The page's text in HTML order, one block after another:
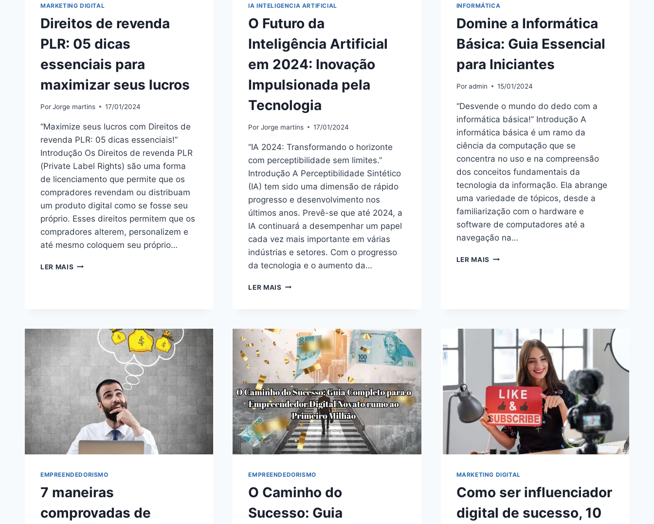
MARKETING DIGITAL
Direitos de revenda
PLR: 05 dicas
essenciais para
maximizar seus lucros
PorJorge martins 17/01/2024
“Maximize seus lucros com Direitos de
revenda PLR: 05 dicas essenciais!”
Introdução Os Direitos de revenda PLR
(Private Label Rights) são uma forma
de licenciamento que permite que os
compradores revendam ou distribuam
um produto digital como se fosse seu
próprio. Esses direitos permitem que os
compradores alterem, personalizem e
até mesmo coloquem seu próprio…
LER MAIS DIREITOS
PARA
MAXIMIZAR
LUCROS
IA INTELIGENCIA ARTIFICIAL
O Futuro da
Inteligência Artificial
em 2024: Inovação
Impulsionada pela
Tecnologia
Por Jorge martins 17/01/2024
“IA 2024: Transformando o horizonte
com perceptibilidade sem limites.”
Introdução A Perceptibilidade Sintético
(IA) tem sido uma dimensão de rápido
progresso e desenvolvimento nos
últimos anos. Prevê-se que até 2024, a
IA continuará a desempenhar um papel
cada vez mais importante em várias
indústrias e setores. Com o progresso
da tecnologia e o aumento da…
LER MAIS O
2024:
INOVAÇÃO
IMPULSIONADA
PELA
TECNOLOGIA
INFORMÁTICA
Domine a Informática
Básica: Guia Essencial
para Iniciantes
Por admin 15/01/2024
“Desvende o mundo do dedo com a
informática básica!” Introdução A
informática básica é um ramo da
ciência da computação que se
concentra no uso e na compreensão
dos conceitos fundamentais da
tecnologia da informação. Ela abrange
uma variedade de tópicos, desde a
familiarização com o hardware e
software de computadores até a
navegação na…
LER MAIS DOMINE
INICIANTES
EMPREENDEDORISMO
7 maneiras
comprovadas de
EMPREENDEDORISMO
O Caminho do
Sucesso: Guia
MARKETING DIGITAL
Como ser influenciador
digital de sucesso, 10